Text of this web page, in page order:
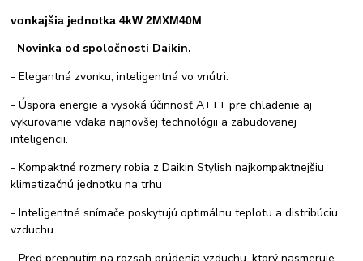
vonkajšia jednotka 4kW 2MXM40M
Novinka od spoločnosti Daikin.
- Elegantná zvonku, inteligentná vo vnútri.
- Úspora energie a vysoká účinnosť A+++ pre chladenie aj
vykurovanie vďaka najnovšej technológii a zabudovanej
inteligencii.
- Kompaktné rozmery robia z Daikin Stylish najkompaktnejšiu
klimatizačnú jednotku na trhu
- Inteligentné snímače poskytujú optimálnu teplotu a distribúciu
vzduchu